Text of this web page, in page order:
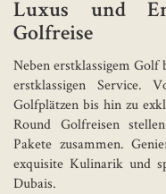
Luxus und
Golfreise
Neben erstklassigem
erstklassigen Service.
Golfplätzen bis hin zu
Round Golfreisen
Pakete zusammen.
exquisite Kulinarik und
Dubais.